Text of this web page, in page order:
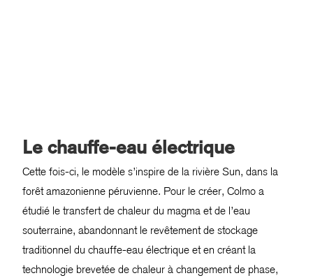
Le chauffe-eau électrique
Cette fois-ci, le modèle s’inspire de la rivière Sun, dans la
forêt amazonienne péruvienne. Pour le créer, Colmo a
étudié le transfert de chaleur du magma et de l’eau
souterraine, abandonnant le revêtement de stockage
traditionnel du chauffe-eau électrique et en créant la
technologie brevetée de chaleur à changement de phase,